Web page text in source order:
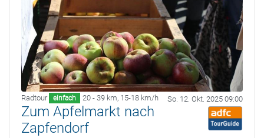
Radtour einfach 20 - 39 km, 15-18 km/h So. 12. Okt. 2025 09:00
Zum Apfelmarkt nach
Zapfendorf